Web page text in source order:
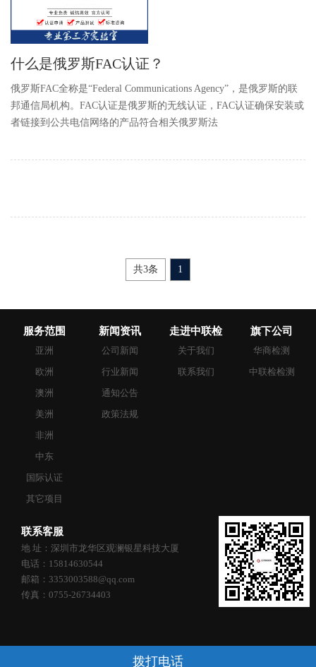
什么是俄罗斯FAC认证？
俄罗斯FAC全称是“Federal Communications Agency”，是俄罗斯的联
邦通信局机构。FAC认证是俄罗斯的无线认证，FAC认证确保安装或
者链接到公共电信网络的产品符合相关俄罗斯法
共3条 1
服务范围
亚洲
欧洲
澳洲
美洲
非洲
中东
国际认证
其它项目
新闻资讯
公司新闻
行业新闻
通知公告
政策法规
走进中联检
关于我们
联系我们
旗下公司
华商检测
中联检检测
联系客服
地 址：深圳市龙华区观澜银星科技大厦
电话：15814630544
邮箱：3353003588@qq.com
传真：0755-26734403
拨打电话